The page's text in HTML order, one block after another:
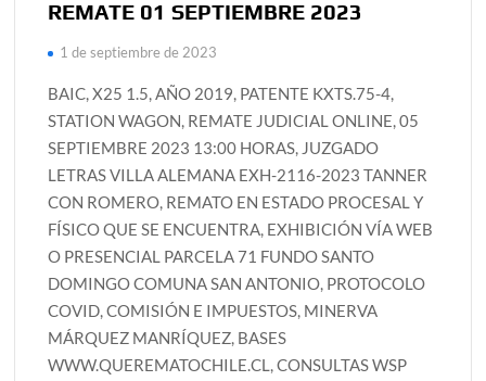
REMATE 01 SEPTIEMBRE 2023
1 de septiembre de 2023
BAIC, X25 1.5, AÑO 2019, PATENTE KXTS.75-4,
STATION WAGON, REMATE JUDICIAL ONLINE, 05
SEPTIEMBRE 2023 13:00 HORAS, JUZGADO
LETRAS VILLA ALEMANA EXH-2116-2023 TANNER
CON ROMERO, REMATO EN ESTADO PROCESAL Y
FÍSICO QUE SE ENCUENTRA, EXHIBICIÓN VÍA WEB
O PRESENCIAL PARCELA 71 FUNDO SANTO
DOMINGO COMUNA SAN ANTONIO, PROTOCOLO
COVID, COMISIÓN E IMPUESTOS, MINERVA
MÁRQUEZ MANRÍQUEZ, BASES
WWW.QUEREMATOCHILE.CL, CONSULTAS WSP